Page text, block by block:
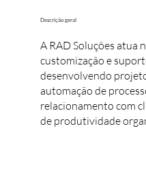
Descrição geral
A RAD Soluções atua
customização e
desenvolvendo
automação de
relacionamento com
de produtividade